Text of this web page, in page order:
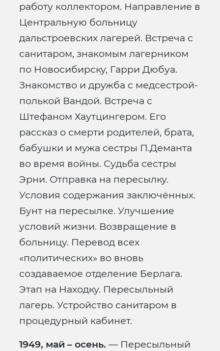
работу коллектором. Направление в
Центральную больницу
дальстроевских лагерей. Встреча с
санитаром, знакомым лагерником
по Новосибирску, Гарри Дюбуа.
Знакомство и дружба с медсестрой-
полькой Вандой. Встреча с
Штефаном Хаутцингером. Его
рассказ о смерти родителей, брата,
бабушки и мужа сестры П.Деманта
во время войны. Судьба сестры
Эрни. Отправка на пересылку.
Условия содержания заключённых.
Бунт на пересылке. Улучшение
условий жизни. Возвращение в
больницу. Перевод всех
«политических» во вновь
создаваемое отделение Берлага.
Этап на Находку. Пересыльный
лагерь. Устройство санитаром в
процедурный кабинет.
1949, май – осень. — Пересыльный